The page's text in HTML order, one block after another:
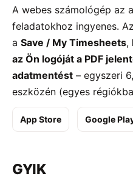
A webes számológép az
feladatokhoz ingyenes.
a Save / My Timesheets,
az Ön logóját a PDF
adatmentést – egyszeri
eszközén (egyes
App Store Google
GYIK